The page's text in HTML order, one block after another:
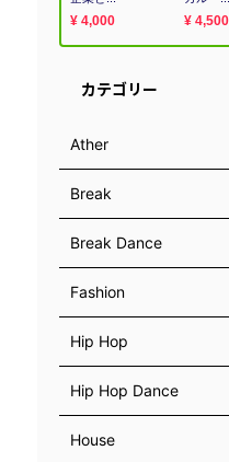
カテゴリー
Ather
Break
Break Dance
Fashion
Hip Hop
Hip Hop Dance
House